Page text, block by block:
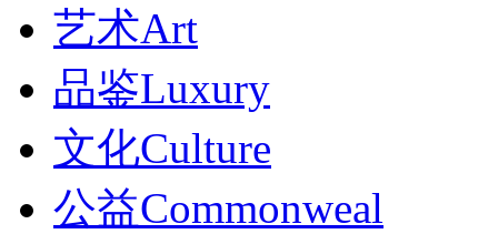
艺术Art
品鉴Luxury
文化Culture
公益Commonweal